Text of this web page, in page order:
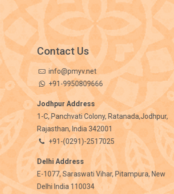
Contact Us
info@pmyv.net
+91-9950809666
Jodhpur Address
1-C, Panchvati Colony, Ratanada,Jodhpur,
Rajasthan, India 342001
+91-(0291)-2517025
Delhi Address
E-1077, Saraswati Vihar, Pitampura, New
Delhi India 110034